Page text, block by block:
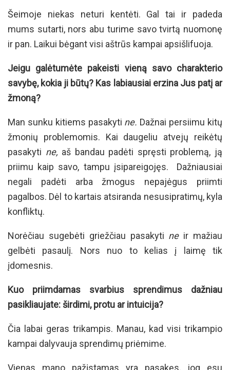
Šeimoje niekas neturi kentėti. Gal tai ir padeda
mums sutarti, nors abu turime savo tvirtą nuomonę
ir pan. Laikui bėgant visi aštrūs kampai apsišlifuoja.
Jeigu galėtumėte pakeisti vieną savo charakterio
savybę, kokia ji būtų? Kas labiausiai erzina Jus patį ar
žmoną?
Man sunku kitiems pasakyti ne. Dažnai persiimu kitų
žmonių problemomis. Kai daugeliu atvejų reikėtų
pasakyti ne, aš bandau padėti spręsti problemą, ją
priimu kaip savo, tampu įsipareigojęs. Dažniausiai
negali padėti arba žmogus nepajėgus priimti
pagalbos. Dėl to kartais atsiranda nesusipratimų, kyla
konfliktų.
Norėčiau sugebėti griežčiau pasakyti ne ir mažiau
gelbėti pasaulį. Nors nuo to kelias į laimę tik
įdomesnis.
Kuo priimdamas svarbius sprendimus dažniau
pasikliaujate: širdimi, protu ar intuicija?
Čia labai geras trikampis. Manau, kad visi trikampio
kampai dalyvauja sprendimų priėmime.
Vienas mano pažįstamas yra pasakęs, jog esu